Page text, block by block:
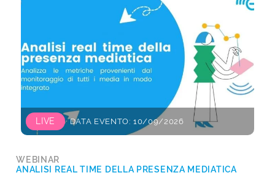
LIVE DATA EVENTO: 10/09/2026
WEBINAR
ANALISI REAL TIME DELLA PRESENZA MEDIATICA